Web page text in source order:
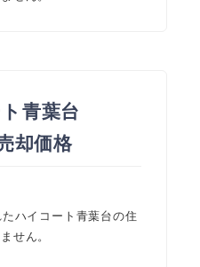
青葉台
却価格
ハイコート青葉台の住
せん。